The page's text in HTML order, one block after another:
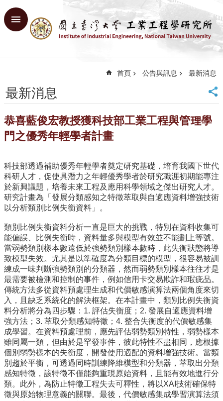
跳到主要內容區塊
進
首
頁
大
首
頁
站
導
覽
English
所
簡
介
學
程
簡
介
教
學
研
究
系
所
成
首頁 公告與訊息 最新消息
最新消息
恭喜藍俊宏教授獲科技部工業工程與管理學
門之優秀年輕學者計畫
科技部透過補助優秀年輕學者奠定研究基礎，培育我國下世代
科研人才，促使具潛力之年輕優秀學者於研究職涯初期能專注
於新興議題，培養未來工程及應用科學領域之傑出研究人才。
研究計畫為「發展分類感知之特徵萃取與自適應資料增強技術
以分析類別比例失衡資料」。
類別比例失衡資料分析一直是巨大的挑戰，特別在資料收集可
能偏誤、比例失衡時，資料量多與模型有效並不能劃上等號。
當弱勢類別樣本數遠低於強勢類別樣本數時，此失衡狀態將導
致模型失效。尤其是以準確度為分類目標的模型，很容易被訓
練成一味判斷強勢類別的分類器，然而弱勢類別樣本往往才是
最需要被檢測和控制的事件，例如信用卡交易欺詐和瑕疵品。
傳統方法多從資料預處理生成和代價敏感演算法兩個角度來切
入，且缺乏系統化的解決框架。在本計畫中，類別比例失衡資
料分析將分為四步驟：1. 評估失衡度；2. 發展自適應資料增
強方法；3. 萃取分類感知特徵；4. 整合失衡度的代價敏感集
成學習。在資料預處理前，應先評估弱勢類別特性，弱勢樣本
雖同屬一類，但由於是罕發事件，彼此特性不盡相同，應根據
個別弱勢樣本的失衡度，開發使用適配的資料增強技術。當類
別趨於平衡，可透過同時訓練降維模型和分類器，萃取出分類
感知特徵，該特徵不僅能夠重現原始資料，且能有效地進行分
類。此外，為防止特徵工程失去可釋性，將以XAI技術確保特
徵與原始物理意義的關聯。最後，代價敏感集成學習演算法須